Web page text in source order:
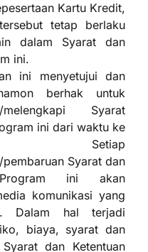
Kartu Kredit,
tetap berlaku
dalam Syarat dan
ini.
ini menyetujui dan
berhak untuk
melengkapi Syarat
ini dari waktu ke
Syarat dan
ini akan
komunikasi yang
Dalam hal terjadi
biaya, syarat dan
dan Ketentuan